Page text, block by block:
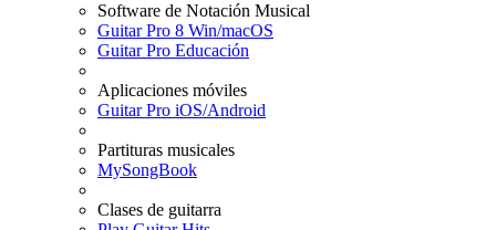
Software de Notación Musical
Guitar Pro 8 Win/macOS
Guitar Pro Educación
Aplicaciones móviles
Guitar Pro iOS/Android
Partituras musicales
MySongBook
Clases de guitarra